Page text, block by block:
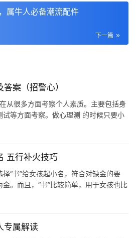
属牛人必备潮流配件
下一篇
案（招警心）
从很多方面考察个人素质。主要包括身
等方面考察。做心理测 的时候只要小
五行补火技巧
“书”给女孩起小名，符合对缺金的要
。而且，“书”比较简单，用于女孩也比
专属解读